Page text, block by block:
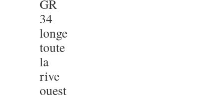
GR
34
longe
toute
la
rive
ouest